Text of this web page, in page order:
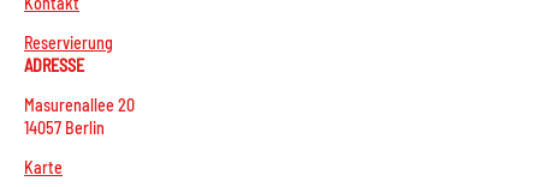
Reservierung
ADRESSE
Masurenallee 20
14057 Berlin
Karte